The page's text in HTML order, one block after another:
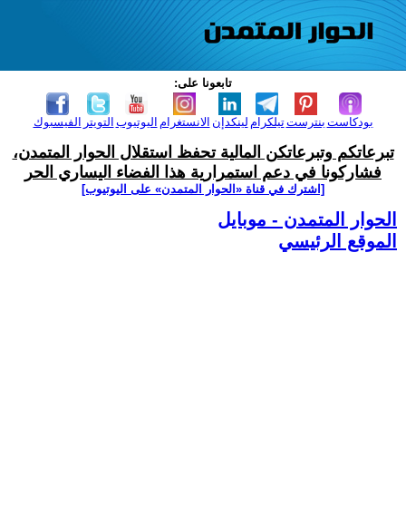
تابعونا على:
الفيسبوك التويتر اليوتيوب الانستغرام لينكدإن تيلكرامبنترست بودكاست
تبرعاتكم وتبرعاتكن المالية تحفظ استقلال الحوار المتمدن،
فشاركونا في دعم استمرارية هذا الفضاء اليساري الحر
[اشترك في قناة ‫«الحوار المتمدن» على اليوتيوب]
الحوار المتمدن - موبايل
الموقع الرئيسي